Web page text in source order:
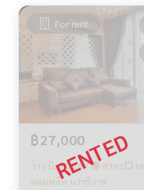
For rent
฿27,000
ว่าง มิ.ย. 2569 🟢 สาทร💥 เ
คอมพลีท นราธิวาส